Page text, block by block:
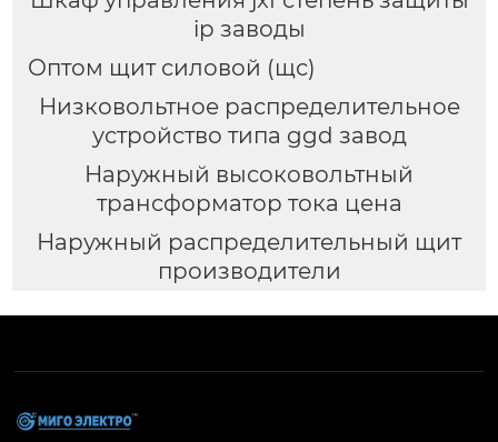
ip заводы
Оптом щит силовой (щс)
Низковольтное распределительное
устройство типа ggd завод
Наружный высоковольтный
трансформатор тока цена
Наружный распределительный щит
производители